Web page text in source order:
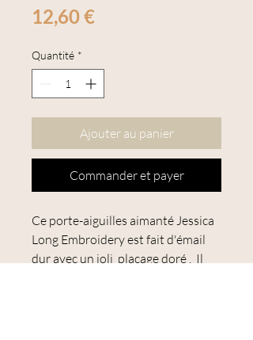
12,60 €Prix
Quantité *
Ajouter au panier
Commander et payer
Ce porte-aiguilles aimanté Jessica
Long Embroidery est fait d'émail
dur avec un joli placage doré . Il